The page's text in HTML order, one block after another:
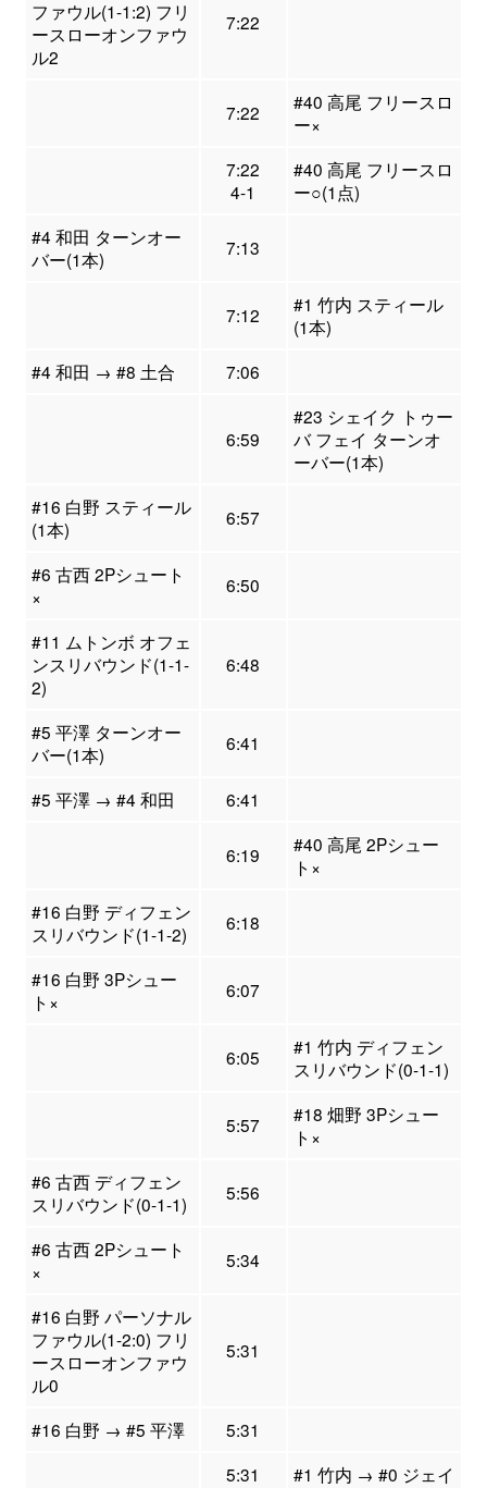
ファウル(1-1:2) フリ
ースローオンファウ
ル2
7:22
7:22
#40 高尾 フリースロ
ー×
7:22
4-1
#40 高尾 フリースロ
ー○(1点)
#4 和田 ターンオー
バー(1本)
7:13
7:12
#1 竹内 スティール
(1本)
#4 和田 → #8 土合
7:06
6:59
#23 シェイク トゥー
バ フェイ ターンオ
ーバー(1本)
#16 白野 スティール
(1本)
6:57
#6 古西 2Pシュート
×
6:50
#11 ムトンボ オフェ
ンスリバウンド(1-1-
2)
6:48
#5 平澤 ターンオー
バー(1本)
6:41
#5 平澤 → #4 和田 6:41
6:19
#40 高尾 2Pシュー
ト×
#16 白野 ディフェン
スリバウンド(1-1-2)
6:18
#16 白野 3Pシュー
ト×
6:07
6:05
#1 竹内 ディフェン
スリバウンド(0-1-1)
5:57
#18 畑野 3Pシュー
ト×
#6 古西 ディフェン
スリバウンド(0-1-1)
5:56
#6 古西 2Pシュート
×
5:34
#16 白野 パーソナル
ファウル(1-2:0) フリ
ースローオンファウ
ル0
5:31
#16 白野 → #5 平澤
5:31
5:31
#1 竹内 → #0 ジェイ